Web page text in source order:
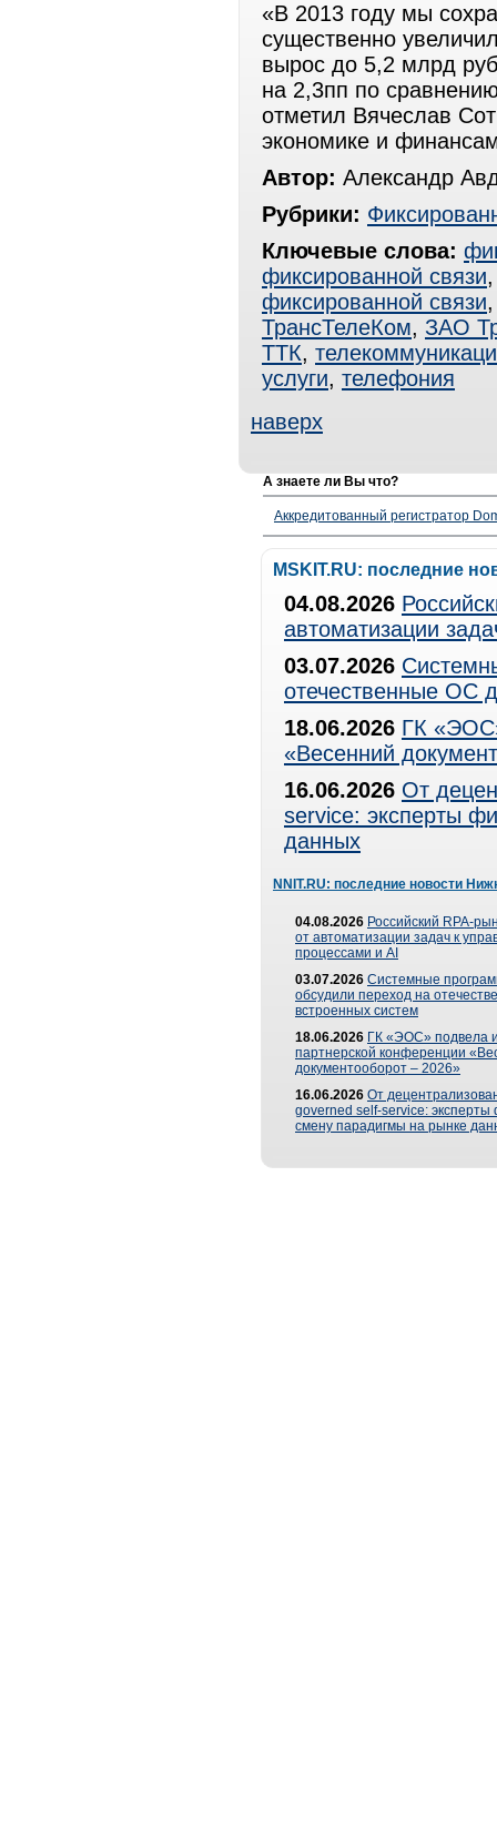
«В 2013 году мы
существенно
вырос до 5,2 млрд
на 2,3пп по
отметил Вячеслав
экономике и
Автор: Александр
Рубрики:
Ключевые слова:
фиксированной связи
фиксированной связи
ТрансТелеКом, ЗАО
ТТК,
услуги, телефония
наверх
А знаете ли Вы что?
Аккредитованный регистратор
MSKIT.RU: последние
04.08.2026
автоматизации
03.07.2026
отечественные ОС
18.06.2026 ГК
«Весенний
16.06.2026 От
service: эксперты
данных
NNIT.RU: последние новости
04.08.2026 Российский RPA-
от автоматизации задач к
процессами и AI
03.07.2026 Системные
обсудили переход на
встроенных систем
18.06.2026 ГК «ЭОС» подвела
партнерской конференции
документооборот – 2026»
16.06.2026 От
governed self-service: эксперты
смену парадигмы на рынке